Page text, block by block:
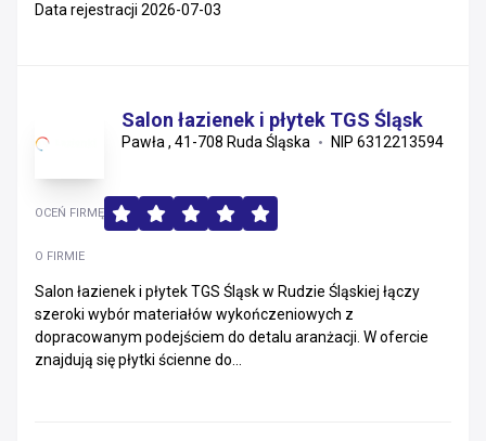
Podlaskie
Lubelskie
Data rejestracji 2026-07-03
Salon łazienek i płytek TGS Śląsk
Pawła , 41-708 Ruda Śląska NIP 6312213594
O FIRMIE
Salon łazienek i płytek TGS Śląsk w Rudzie Śląskiej łączy
szeroki wybór materiałów wykończeniowych z
dopracowanym podejściem do detalu aranżacji. W ofercie
znajdują się płytki ścienne do...
OCEŃ FIRMĘ